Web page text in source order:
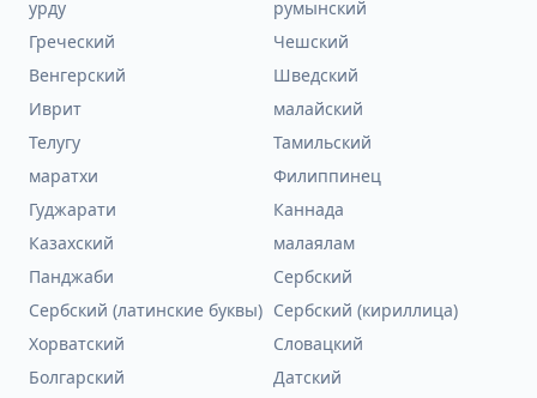
урду
румынский
Греческий
Чешский
Венгерский
Шведский
Иврит
малайский
Телугу
Тамильский
маратхи
Филиппинец
Гуджарати
Каннада
Казахский
малаялам
Панджаби
Сербский
Сербский (латинские буквы) Сербский (кириллица)
Хорватский
Словацкий
Болгарский
Датский